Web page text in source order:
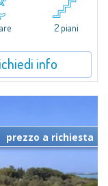
cuore della Marina di
residenziale
2 piani
info
prezzo a richiesta